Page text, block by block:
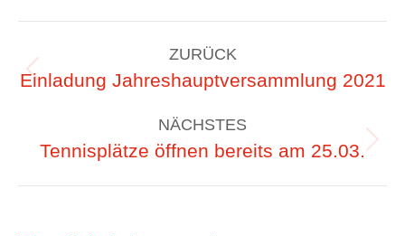
ZURÜCK
Vorheriger
Einladung Jahreshauptversammlung 2021
NÄCHSTES
Nächster
Tennisplätze öffnen bereits am 25.03.